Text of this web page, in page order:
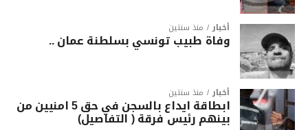
أخبار منذ سنتين
وفاة طبيب تونسي بسلطنة عمان ..
أخبار منذ سنتين
ابطاقة ايداع بالسجن في حق 5 امنيين من
بينهم رئيس فرقة ( التفاصيل)